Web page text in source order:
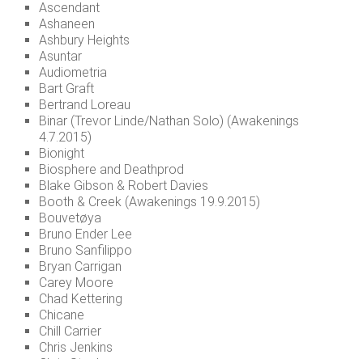
Ascendant
Ashaneen
Ashbury Heights
Asuntar
Audiometria
Bart Graft
Bertrand Loreau
Binar (Trevor Linde/Nathan Solo) (Awakenings
4.7.2015)
Bionight
Biosphere and Deathprod
Blake Gibson & Robert Davies
Booth & Creek (Awakenings 19.9.2015)
Bouvetøya
Bruno Ender Lee
Bruno Sanfilippo
Bryan Carrigan
Carey Moore
Chad Kettering
Chicane
Chill Carrier
Chris Jenkins